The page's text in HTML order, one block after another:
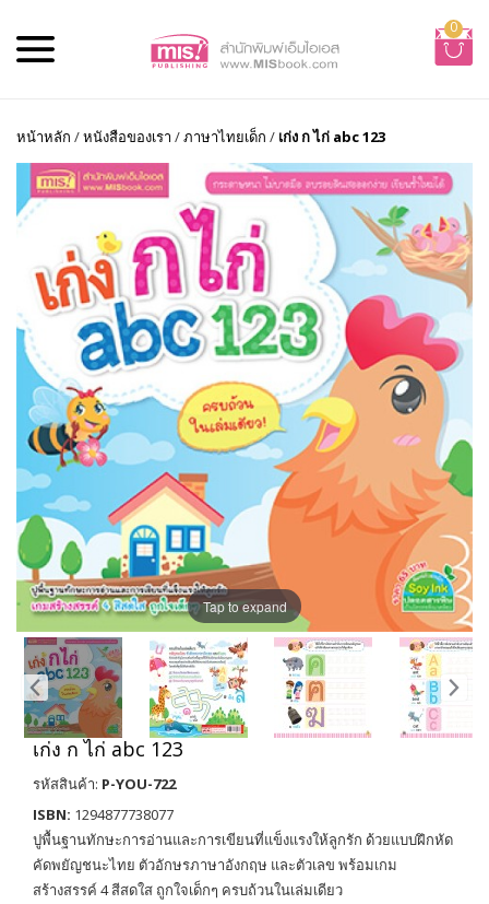
0
หน้าหลัก /หนังสือของเรา /ภาษาไทยเด็ก / เก่ง ก ไก่ abc 123
Tap to expand
เก่ง ก ไก่ abc 123
รหัสสินค้า: P-YOU-722
ISBN: 1294877738077
ปูพื้นฐานทักษะการอ่านและการเขียนที่แข็งแรงให้ลูกรัก ด้วยแบบฝึกหัด
คัดพยัญชนะไทย ตัวอักษรภาษาอังกฤษ และตัวเลข พร้อมเกม
สร้างสรรค์ 4 สีสดใส ถูกใจเด็กๆ ครบถ้วนในเล่มเดียว